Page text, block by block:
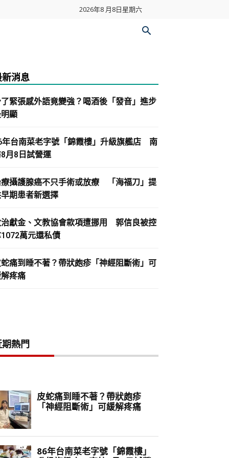
2026年8 月8日星期六
新消息
緊張感外語竟變強？喝酒後「發音」進步
顯
年台南菜老字號「錦霞樓」升級旗艦店 南
月8日試營運
攝護腺癌不只手術或放療 「海福刀」提
期患者新選擇
獻金、文教協會款項遭挪用 郭信良被控
萬元還私債
痛到睡不著？帶狀皰疹「神經阻斷術」可
疼痛
熱門